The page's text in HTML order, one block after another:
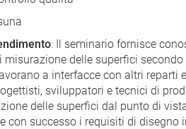
: Il seminario fornisce
delle superfici secondo
a interfacce con altri reparti
sviluppatori e tecnici di
delle superfici dal punto di
con successo i requisiti di disegno